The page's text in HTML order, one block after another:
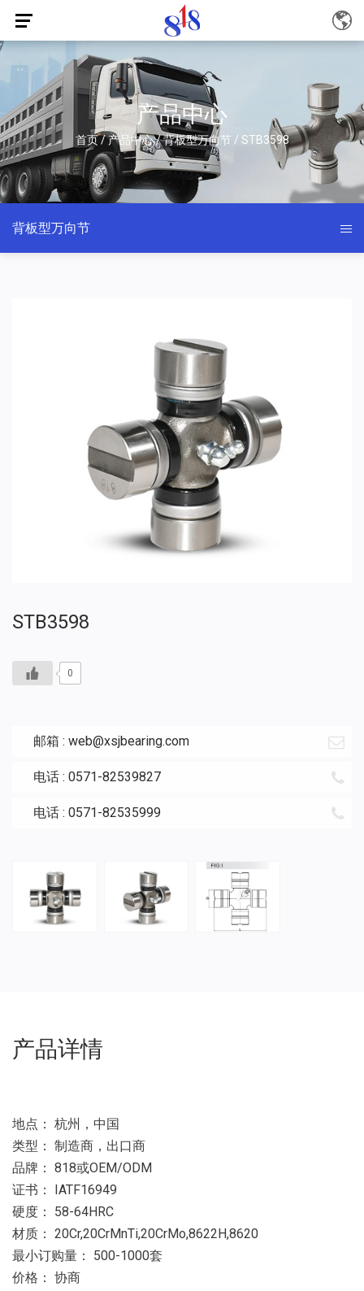
产品中心
首页/产品中心/背板型万向节 / STB3598
背板型万向节
STB3598
0
邮箱 : web@xsjbearing.com
电话 : 0571-82539827
电话 : 0571-82535999
产品详情
地点： 杭州，中国
类型： 制造商，出口商
品牌： 818或OEM/ODM
证书： IATF16949
硬度： 58-64HRC
材质： 20Cr,20CrMnTi,20CrMo,8622H,8620
最小订购量： 500-1000套
价格： 协商